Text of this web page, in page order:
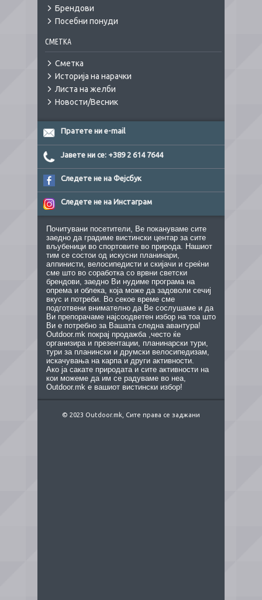
Брендови
Посебни понуди
СМЕТКА
Сметка
Историја на нарачки
Листа на желби
Новости/Весник
Пратете ни e-mail
Јавете ни се: +389 2 614 7644
Следете не на Фејсбук
Следете не на Инстаграм
Почитувани посетители, Ве покануваме сите
заедно да градиме вистински центар за сите
вљубеници во спортовите во природа. Нашиот
тим се состои од искусни планинари,
алпинисти, велосипедисти и скијачи и среќни
сме што во соработка со врвни светски
брендови, заедно Ви нудиме програма на
опрема и облека, која може да задоволи сечиј
вкус и потреби. Во секое време сме
подготвени внимателно да Ве сослушаме и да
Ви препорачаме најсоодветен избор на тоа што
Ви е потребно за Вашата следна авантура!
Outdoor.mk покрај продажба ,често ќе
организира и презентации, планинарски тури,
тури за планински и друмски велосипедизам,
искачувања на карпа и други активности.
Ако ја сакате природата и сите активности на
кои можеме да им се радуваме во неа,
Outdoor.mk е вашиот вистински избор!
© 2023 Outdoor.mk, Сите права се заджани